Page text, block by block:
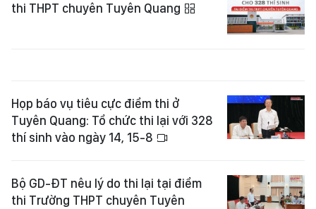
thi THPT chuyên Tuyên Quang
Họp báo vụ tiêu cực điểm thi ở
Tuyên Quang: Tổ chức thi lại với 328
thí sinh vào ngày 14, 15-8
Bộ GD-ĐT nêu lý do thi lại tại điểm
thi Trường THPT chuyên Tuyên